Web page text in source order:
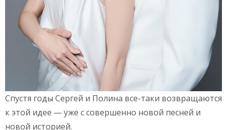
Спустя годы Сергей и Полина все-таки возвращаются
к этой идее — уже с совершенно новой песней и
новой историей.